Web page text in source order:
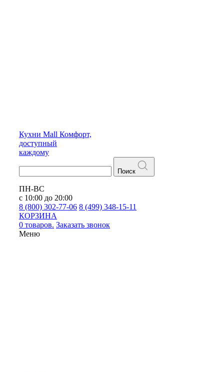
Кухни Mall Комфорт,
доступный
каждому
Поиск
ПН-ВС
с 10:00 до 20:00
8 (800) 302-77-06 8 (499) 348-15-11
КОРЗИНА
0 товаров. Заказать звонок
Меню